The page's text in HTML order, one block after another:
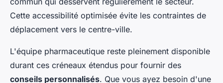
Cette accessibilité optimisée évite les contraintes de
déplacement vers le centre-ville.
L'équipe pharmaceutique reste pleinement disponible
durant ces créneaux étendus pour fournir des
conseils personnalisés. Que vous ayez besoin d'une